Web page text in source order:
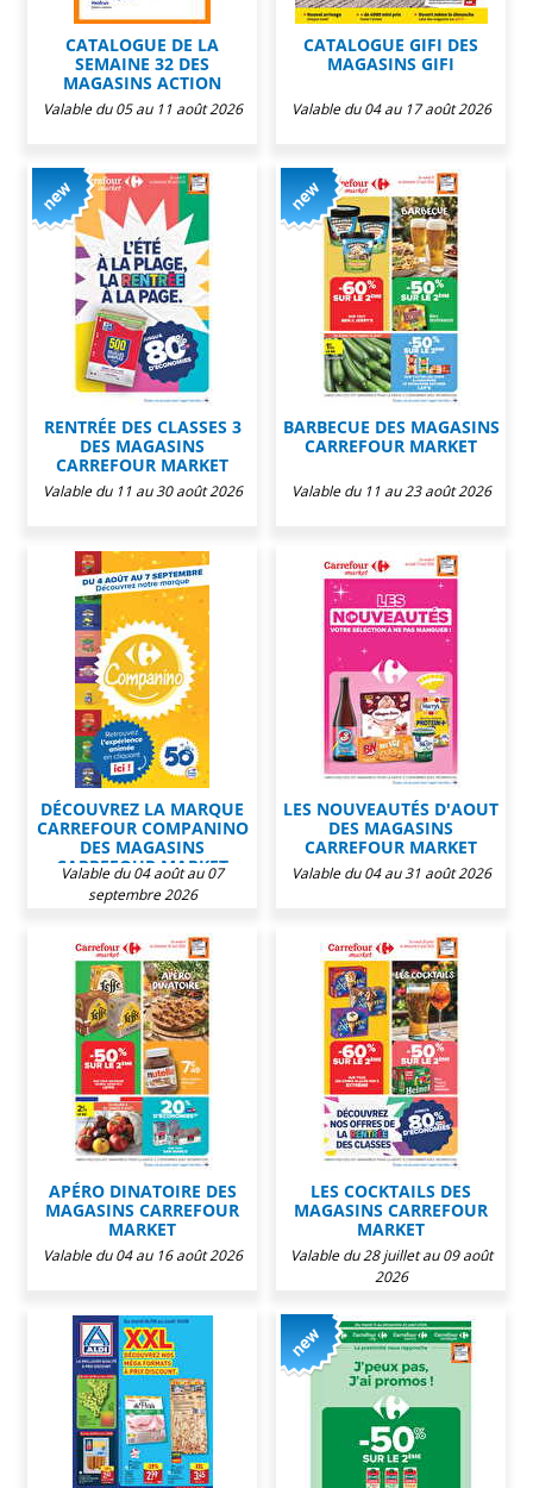
CATALOGUE DE LA
SEMAINE 32 DES
MAGASINS ACTION
Valable du 05 au 11 août 2026
CATALOGUE GIFI DES
MAGASINS GIFI
Valable du 04 au 17 août 2026
RENTRÉE DES CLASSES 3
DES MAGASINS
CARREFOUR MARKET
Valable du 11 au 30 août 2026
BARBECUE DES MAGASINS
CARREFOUR MARKET
Valable du 11 au 23 août 2026
DÉCOUVREZ LA MARQUE
CARREFOUR COMPANINO
DES MAGASINS
CARREFOUR MARKET
Valable du 04 août au 07
septembre 2026
LES NOUVEAUTÉS D'AOUT
DES MAGASINS
CARREFOUR MARKET
Valable du 04 au 31 août 2026
APÉRO DINATOIRE DES
MAGASINS CARREFOUR
MARKET
Valable du 04 au 16 août 2026
LES COCKTAILS DES
MAGASINS CARREFOUR
MARKET
Valable du 28 juillet au 09 août
2026